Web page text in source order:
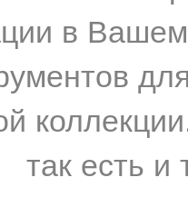
в
так есть и